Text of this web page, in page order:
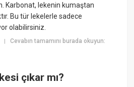
Karbonat, lekenin kumaştan
Bu tür lekelerle sadece
olabilirsiniz.
|Cevabın tamamını burada okuyun:
çıkar mı?